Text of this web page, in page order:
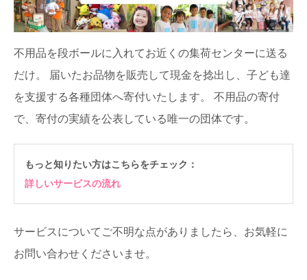
不用品を段ボールに入れてお近くの集荷センターに送る
だけ。
届いたお品物を販売して現金を捻出し、子ども達
を支援する各種団体へ寄付いたします。
不用品の寄付
で、寄付の実績を公表している唯一の団体です。
もっと知りたい方はこちらをチェック：
詳しいサービスの流れ
サービスについてご不明な点がありましたら、お気軽に
お問い合わせくださいませ。